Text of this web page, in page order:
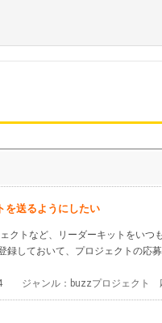
を送るようにしたい
クトなど、リーダーキットをいつ
録しておいて、プロジェクトの応
ジャンル：buzzプロジェク